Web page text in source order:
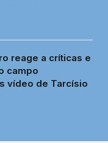
reage a críticas e
campo
vídeo de Tarcísio